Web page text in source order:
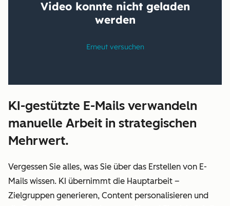
KI-gestützte E-Mails verwandeln
manuelle Arbeit in strategischen
Mehrwert.
Vergessen Sie alles, was Sie über das Erstellen von E-
Mails wissen. KI übernimmt die Hauptarbeit –
Zielgruppen generieren, Content personalisieren und